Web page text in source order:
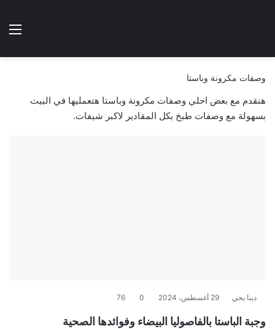
الوضع
وصفات مكرونة وباستا
هنقدم مع بعض احلي وصفات مكرونة وباستا هتعمليها في البيت
بسهولة مع وصفات طبخ بكل المقادير لاكبر شيفات.
دينا يحي 29 أغسطس، 2024 0
76
وجبة الباستا بالفاصوليا البيضاء وفوائدها الصحية